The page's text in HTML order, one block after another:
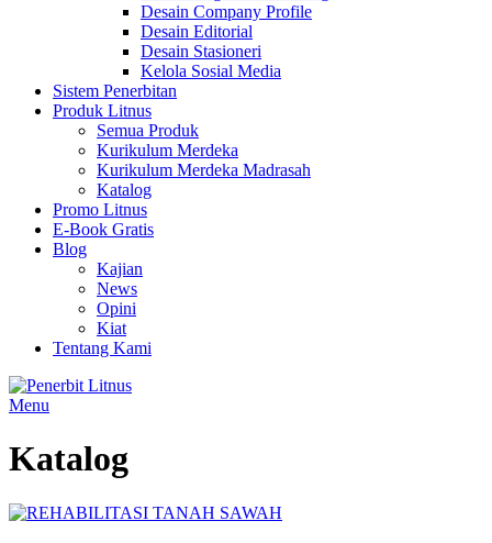
Desain Company Profile
Desain Editorial
Desain Stasioneri
Kelola Sosial Media
Sistem Penerbitan
Produk Litnus
Semua Produk
Kurikulum Merdeka
Kurikulum Merdeka Madrasah
Katalog
Promo Litnus
E-Book Gratis
Blog
Kajian
News
Opini
Kiat
Tentang Kami
Menu
Katalog